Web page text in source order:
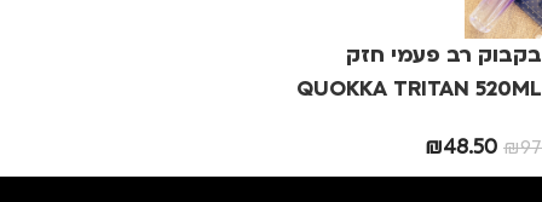
בקבוק רב פעמי חזק
QUOKKA TRITAN 520ML
₪97
₪48.50